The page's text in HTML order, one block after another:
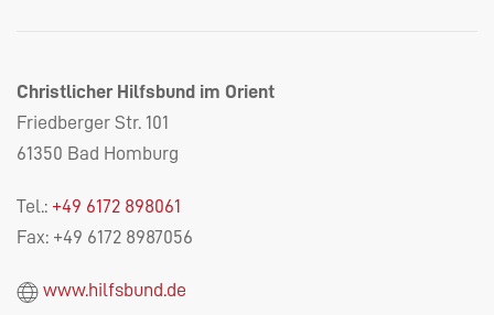
Christlicher Hilfsbund im Orient
Friedberger Str. 101
61350 Bad Homburg
Tel.: +49 6172 898061
Fax: +49 6172 8987056
www.hilfsbund.de